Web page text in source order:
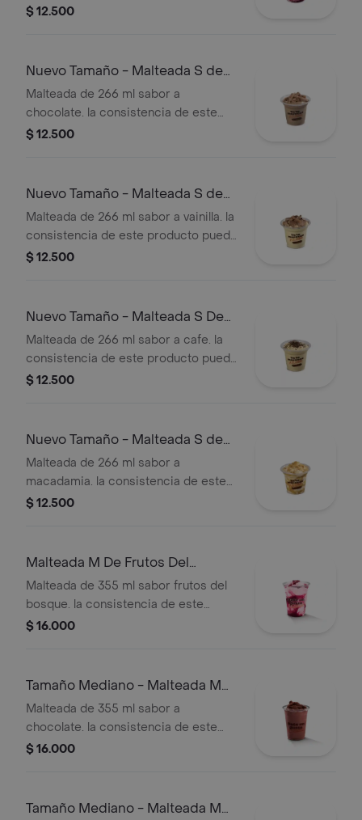
producto puede variar debido al
$ 12.500
Nuevo Tamaño - Malteada S de
Chocolate
Malteada de 266 ml sabor a
chocolate. la consistencia de este
producto puede variar debido al
$ 12.500
Nuevo Tamaño - Malteada S de
Vainilla
Malteada de 266 ml sabor a vainilla. la
consistencia de este producto puede
variar debido al tiempo de entrega.
$ 12.500
Nuevo Tamaño - Malteada S De
Café
Malteada de 266 ml sabor a cafe. la
consistencia de este producto puede
variar debido al tiempo de entrega
$ 12.500
Nuevo Tamaño - Malteada S de
Macadamia
Malteada de 266 ml sabor a
macadamia. la consistencia de este
producto puede variar debido al
$ 12.500
Malteada M De Frutos Del
Bosque
Malteada de 355 ml sabor frutos del
bosque. la consistencia de este
producto puede variar debido al
$ 16.000
Tamaño Mediano - Malteada M
De Chocolate
Malteada de 355 ml sabor a
chocolate. la consistencia de este
producto puede variar debido al
$ 16.000
Tamaño Mediano - Malteada M